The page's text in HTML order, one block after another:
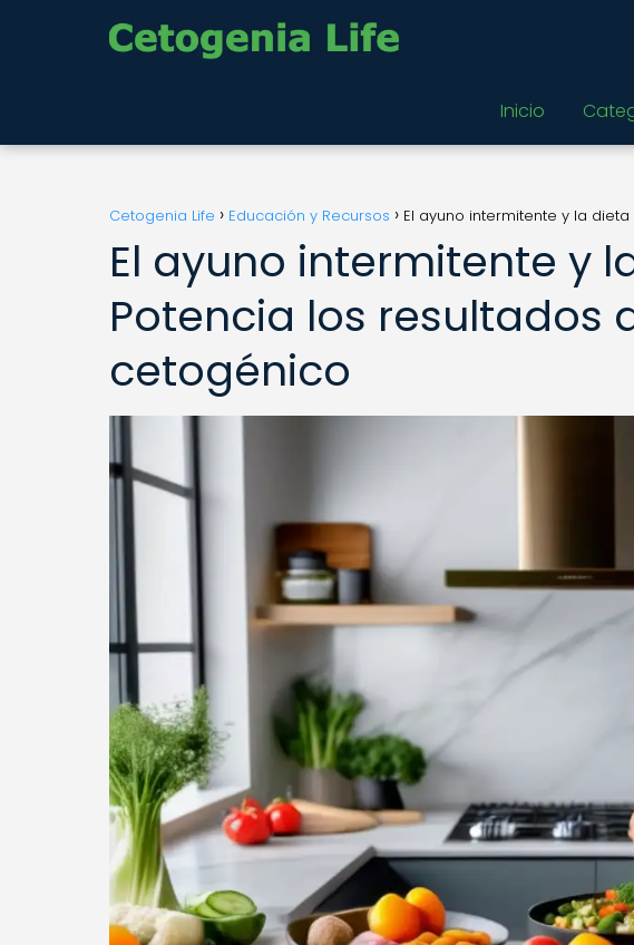
Inicio
Cetogenia Life Educación y Recursos El ayuno intermitente y la
El ayuno intermitente y
Potencia los resultados
cetogénico